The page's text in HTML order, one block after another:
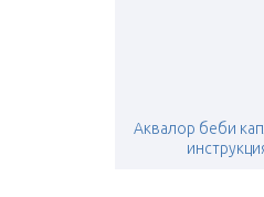
Аквалор беби